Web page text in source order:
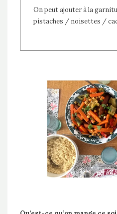
On peut ajouter à la
pistaches / noisettes /